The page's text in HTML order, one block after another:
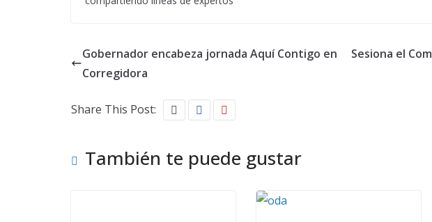
Gobernador encabeza jornada Aquí Contigo en
Corregidora
Sesiona el
Share This Post:
También te puede gustar